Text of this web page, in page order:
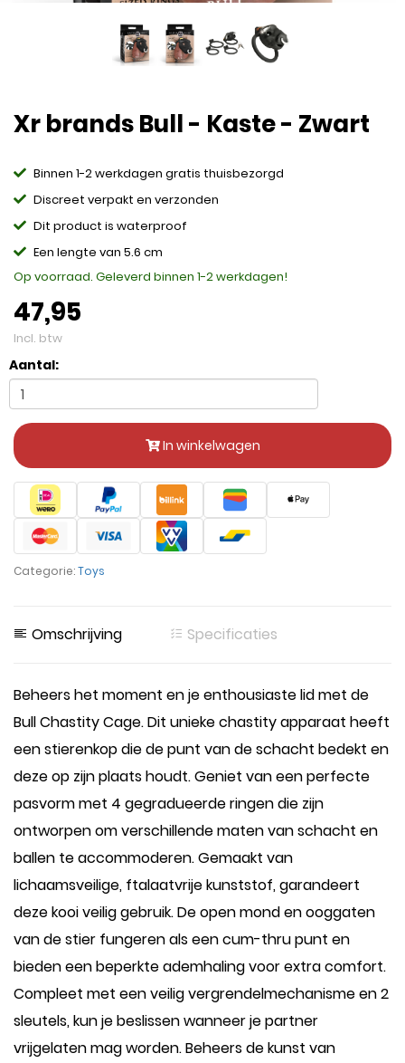
Xr brands Bull - Kaste - Zwart
Binnen 1-2 werkdagen gratis thuisbezorgd
Discreet verpakt en verzonden
Dit product is waterproof
Een lengte van 5.6 cm
Op voorraad. Geleverd binnen 1-2 werkdagen!
47,95
Incl. btw
Aantal:
In winkelwagen
Categorie:Toys
Omschrijving Specificaties
Beheers het moment en je enthousiaste lid met de
Bull Chastity Cage. Dit unieke chastity apparaat heeft
een stierenkop die de punt van de schacht bedekt en
deze op zijn plaats houdt. Geniet van een perfecte
pasvorm met 4 gegradueerde ringen die zijn
ontworpen om verschillende maten van schacht en
ballen te accommoderen. Gemaakt van
lichaamsveilige, ftalaatvrije kunststof, garandeert
deze kooi veilig gebruik. De open mond en ooggaten
van de stier fungeren als een cum-thru punt en
bieden een beperkte ademhaling voor extra comfort.
Compleet met een veilig vergrendelmechanisme en 2
sleutels, kun je beslissen wanneer je partner
vrijgelaten mag worden. Beheers de kunst van